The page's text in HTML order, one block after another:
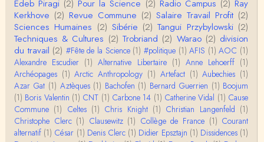
"le blob" à l'instant. Mon premier r…
Yves Le Dantec
En effet, par "hiérarchie" j'entendais surtout ce que
tu entends dans ton second point…
Claude Julien
« Nous n’avons pas cessé, de toute évidence, d’êt
re ‘ethnocentriques’. Mais nous n’en sommes pas m
oi…
Christophe Darmangeat
Edeb Piragi (2) Pour la Science (2) Radio Campus (2) Ray
Kerkhove (2) Revue Commune (2) Salaire Travail Profit (2)
Sciences Humaines (2) Sibérie (2) Tangui Przybylowski (2)
Techniques & Cultures (2) Trobriand (2) Warao (2) division
du travail (2) #Fête de la Science (1) #politique (1) AFIS (1) AOC (1)
Alexandre Escudier (1) Alternative Libertaire (1) Anne Lehoerff (1)
Archéopages (1) Arctic Anthropology (1) Artefact (1) Aubechies (1)
Azar Gat (1) Aztèques (1) Bachofen (1) Bernard Guerrien (1) Boojum
(1) Boris Valentin (1) CNT (1) Carbone 14 (1) Catherine Vidal (1) Cause
Commune (1) Celtes (1) Chris Knight (1) Christian Langenfeld (1)
Christophe Clerc (1) Clausewitz (1) Collège de France (1) Courant
alternatif (1) César (1) Denis Clerc (1) Didier Epsztajn (1) Dissidences (1)